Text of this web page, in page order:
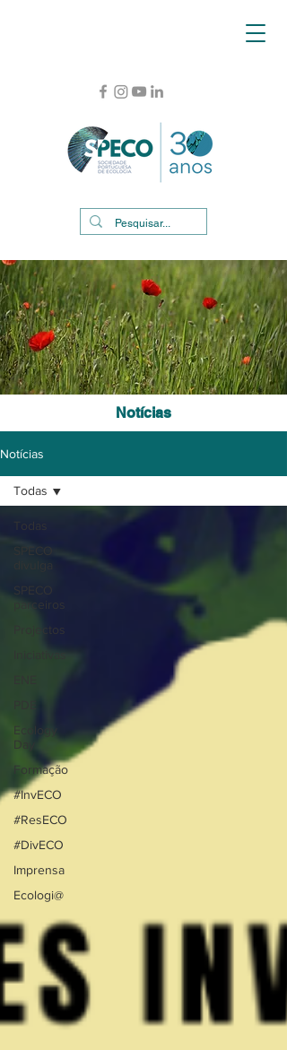
Notícias
Notícias
SPECO
divulga
SPECO
parceiros
Projectos
Ecology
Day
Formação
#InvECO
#ResECO
#DivECO
Imprensa
Ecologi@
Todas